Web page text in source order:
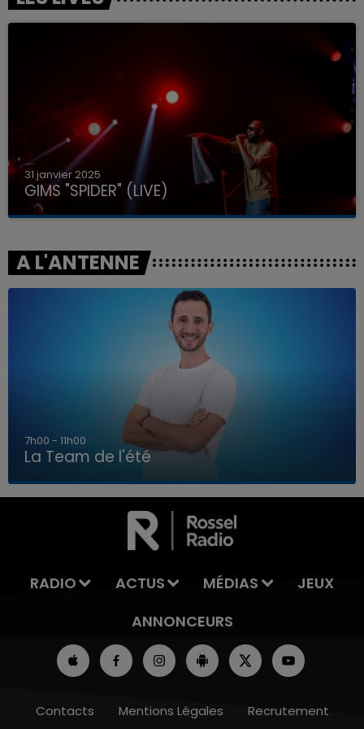
LA TEAM DE L'ÉTÉ
31 janvier 2025
GIMS "SPIDER" (LIVE)
A L'ANTENNE
7h00 - 11h00
La Team de l'été
RADIO ACTUS MÉDIAS
JEUX
ANNONCEURS
Contacts Mentions Légales Recrutement